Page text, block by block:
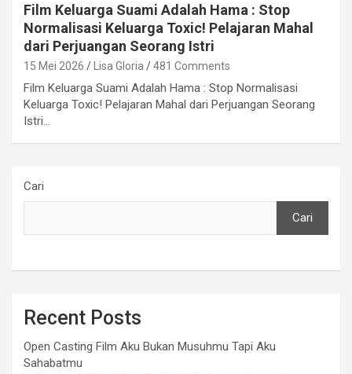
Film Keluarga Suami Adalah Hama : Stop
Normalisasi Keluarga Toxic! Pelajaran Mahal
dari Perjuangan Seorang Istri
15 Mei 2026 Lisa Gloria 481 Comments
Film Keluarga Suami Adalah Hama : Stop Normalisasi
Keluarga Toxic! Pelajaran Mahal dari Perjuangan Seorang
Istri…
Cari
Cari
Recent Posts
Open Casting Film Aku Bukan Musuhmu Tapi Aku
Sahabatmu